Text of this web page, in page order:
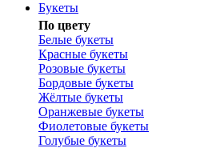
Букеты
По цвету
Белые букеты
Красные букеты
Розовые букеты
Бордовые букеты
Жёлтые букеты
Оранжевые букеты
Фиолетовые букеты
Голубые букеты